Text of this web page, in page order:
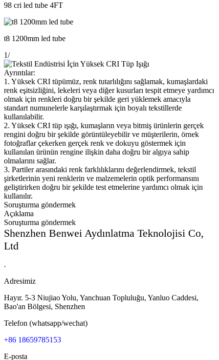
98 cri led tube 4FT
t8 1200mm led tube
1/
Ayrıntılar:
1. Yüksek CRI tüpümüz, renk tutarlılığını sağlamak, kumaşlardaki
renk eşitsizliğini, lekeleri veya diğer kusurları tespit etmeye yardımcı
olmak için renkleri doğru bir şekilde geri yüklemek amacıyla
standart numunelerle karşılaştırmak için boyalı tekstillerde
kullanılabilir.
2. Yüksek CRI tüp ışığı, kumaşların veya bitmiş ürünlerin gerçek
rengini doğru bir şekilde görüntüleyebilir ve müşterilerin, örnek
fotoğraflar çekerken gerçek renk ve dokuyu göstermek için
kullanılan ürünün rengine ilişkin daha doğru bir algıya sahip
olmalarını sağlar.
3. Partiler arasındaki renk farklılıklarını değerlendirmek, tekstil
şirketlerinin yeni renklerin ve malzemelerin optik performansını
geliştirirken doğru bir şekilde test etmelerine yardımcı olmak için
kullanılır.
Soruşturma göndermek
Açıklama
Soruşturma göndermek
Shenzhen Benwei Aydınlatma Teknolojisi Co,
Ltd
.
Adresimiz
Hayır. 5-3 Niujiao Yolu, Yanchuan Topluluğu, Yanluo Caddesi,
Bao'an Bölgesi, Shenzhen
Telefon (whatsapp/wechat)
+86 18659785153
E-posta